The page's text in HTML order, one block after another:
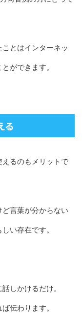
とはインターネッ
ができます。
る
るのもメリットで
言葉が分からない
い存在です。
しかけるだけ。
伝わります。